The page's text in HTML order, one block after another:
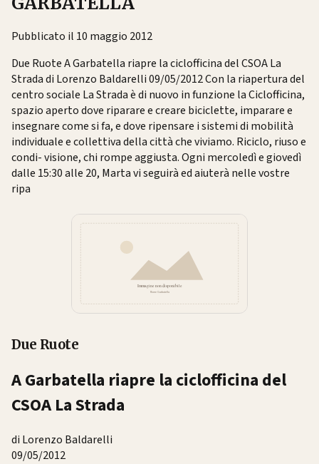
Pubblicato il 10 maggio 2012
Due Ruote A Garbatella riapre la ciclofficina del CSOA La
Strada di Lorenzo Baldarelli 09/05/2012 Con la riapertura del
centro sociale La Strada è di nuovo in funzione la Ciclofficina,
spazio aperto dove riparare e creare biciclette, imparare e
insegnare come si fa, e dove ripensare i sistemi di mobilità
individuale e collettiva della città che viviamo. Riciclo, riuso e
condi- visione, chi rompe aggiusta. Ogni mercoledì e giovedì
dalle 15:30 alle 20, Marta vi seguirà ed aiuterà nelle vostre
ripa
Due Ruote
A Garbatella riapre la ciclofficina del
CSOA La Strada
di Lorenzo Baldarelli
09/05/2012